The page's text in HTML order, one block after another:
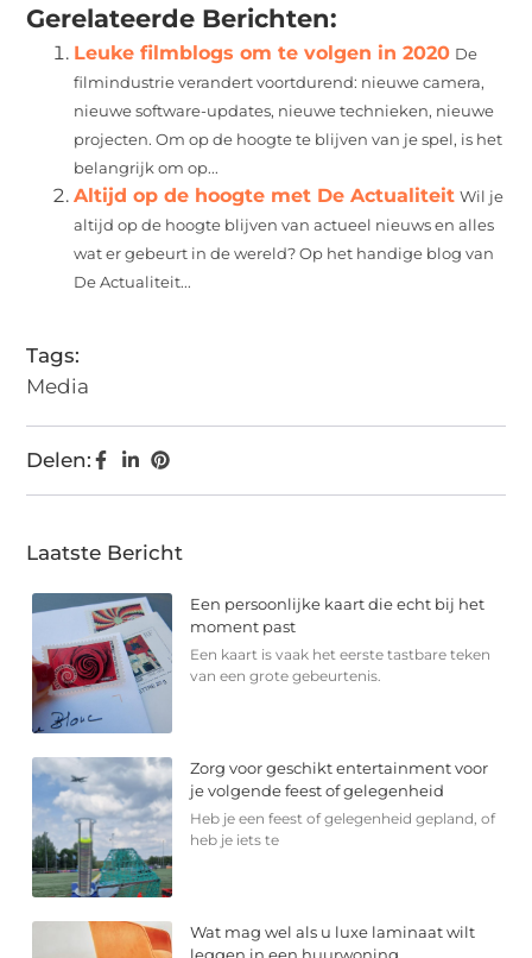
Gerelateerde Berichten:
Leuke filmblogs om te volgen in 2020 De
filmindustrie verandert voortdurend: nieuwe camera,
nieuwe software-updates, nieuwe technieken, nieuwe
projecten. Om op de hoogte te blijven van je spel, is het
belangrijk om op...
Altijd op de hoogte met De Actualiteit Wil je
altijd op de hoogte blijven van actueel nieuws en alles
wat er gebeurt in de wereld? Op het handige blog van
De Actualiteit...
Tags:
Media
Delen:
Laatste Bericht
Een persoonlijke kaart die echt bij het
moment past
Een kaart is vaak het eerste tastbare teken
van een grote gebeurtenis.
Zorg voor geschikt entertainment voor
je volgende feest of gelegenheid
Heb je een feest of gelegenheid gepland, of
heb je iets te
Wat mag wel als u luxe laminaat wilt